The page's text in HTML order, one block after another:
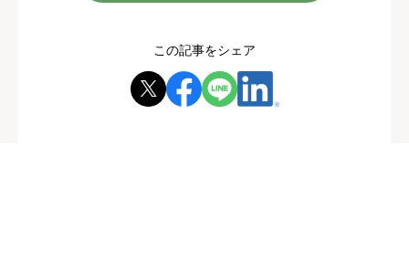
この記事をシェア